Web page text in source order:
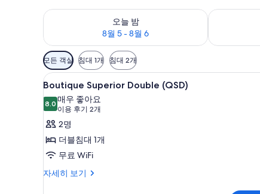
오늘 밤
8월 5 - 8월 6
오늘 밤 예약 가능 여부 확인, 8월 5 - 8월 6내일 예약
객
실
에
사
용
가
능
필
터
모든 객실 침대 1개 침대 2개
Boutique
Superior
Double
(QSD)
사
진
두
Boutique Superior Double
1
Boutique Superior Double (QSD)
8.08.0점 만점 중 10점
매우 좋아요
이용 후기 2개
(이
용
후
기
개)
2명
더블침대 1개
무료 WiFi
자세히 보기
Boutique